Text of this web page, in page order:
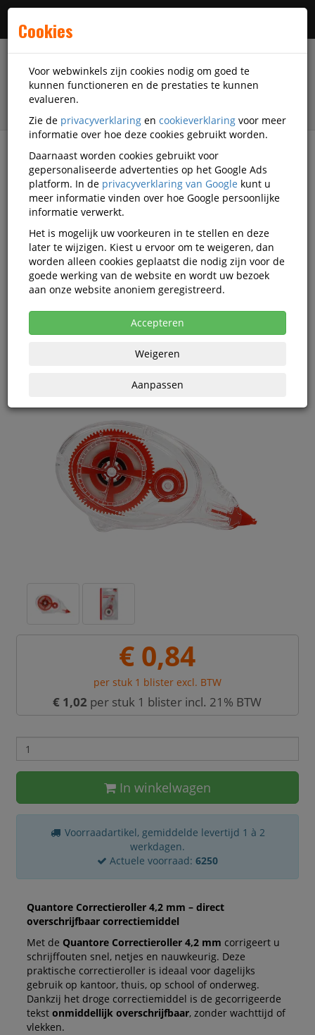
filter
Kantoorartikelen
Kantoor-gebruiksartikelen
Correctierollers
Correctieroller Quantore
4.2mmx12m op blister
Korting vanaf aankoop 2 eenheden, zieprijsoverzicht
€ 0,84
per stuk 1 blister excl. BTW
€ 1,02 per stuk 1 blister incl. 21% BTW
In winkelwagen
Voorraadartikel, gemiddelde levertijd 1 à 2
werkdagen.
Actuele voorraad: 6250
Quantore Correctieroller 4,2 mm – direct
overschrijfbaar correctiemiddel
Met de Quantore Correctieroller 4,2 mm corrigeert u
schrijffouten snel, netjes en nauwkeurig. Deze
praktische correctieroller is ideaal voor dagelijks
gebruik op kantoor, thuis, op school of onderweg.
Dankzij het droge correctiemiddel is de gecorrigeerde
tekst onmiddellijk overschrijfbaar, zonder wachttijd of
vlekken.
Cookies
Voor webwinkels zijn cookies nodig om goed te
kunnen functioneren en de prestaties te kunnen
evalueren.
Zie de privacyverklaring en cookieverklaring voor meer
informatie over hoe deze cookies gebruikt worden.
Daarnaast worden cookies gebruikt voor
gepersonaliseerde advertenties op het Google Ads
platform. In de privacyverklaring van Google kunt u
meer informatie vinden over hoe Google persoonlijke
informatie verwerkt.
Het is mogelijk uw voorkeuren in te stellen en deze
later te wijzigen. Kiest u ervoor om te weigeren, dan
worden alleen cookies geplaatst die nodig zijn voor de
goede werking van de website en wordt uw bezoek
aan onze website anoniem geregistreerd.
Accepteren
Weigeren
Aanpassen